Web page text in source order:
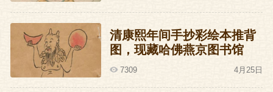
是善良的万一有哪个家伙因为小事郁闷了,
想找个出气的,你想你不是一个现成的吗?
果然,没过多久官府速住俩贼,那两家伙供认,
他们有个一举成名天下知的宏计划,那就是
清康熙年间手抄彩绘本推背
图，现藏哈佛燕京图书馆
7309 4月25日